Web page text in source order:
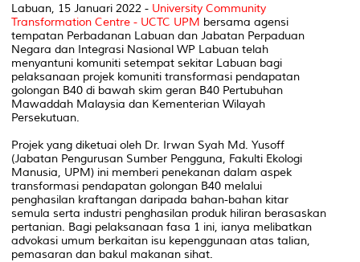
Labuan, 15 Januari 2022 - University Community
Transformation Centre - UCTC UPM bersama agensi
tempatan Perbadanan Labuan dan Jabatan Perpaduan
Negara dan Integrasi Nasional WP Labuan telah
menyantuni komuniti setempat sekitar Labuan bagi
pelaksanaan projek komuniti transformasi pendapatan
golongan B40 di bawah skim geran B40 Pertubuhan
Mawaddah Malaysia dan Kementerian Wilayah
Persekutuan.
Projek yang diketuai oleh Dr. Irwan Syah Md. Yusoff
(Jabatan Pengurusan Sumber Pengguna, Fakulti Ekologi
Manusia, UPM) ini memberi penekanan dalam aspek
transformasi pendapatan golongan B40 melalui
penghasilan kraftangan daripada bahan-bahan kitar
semula serta industri penghasilan produk hiliran berasaskan
pertanian. Bagi pelaksanaan fasa 1 ini, ianya melibatkan
advokasi umum berkaitan isu kepenggunaan atas talian,
pemasaran dan bakul makanan sihat.